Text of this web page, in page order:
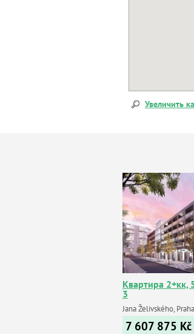
Увеличить
Квартира 2+кк,
3
Jana Želivského,
7 607 875 Kč